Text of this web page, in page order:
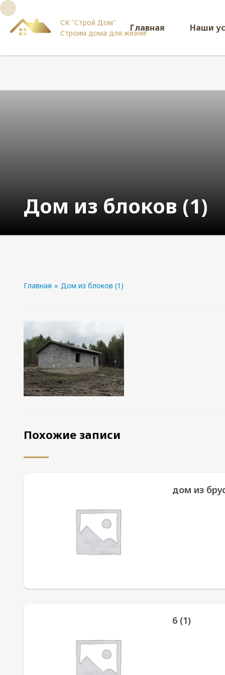
СК "Строй Дом"
Строим дома для жизни!Главная Наши
Дом из блоков (1)
Главная » Дом из блоков (1)
Похожие записи
дом из
6 (1)